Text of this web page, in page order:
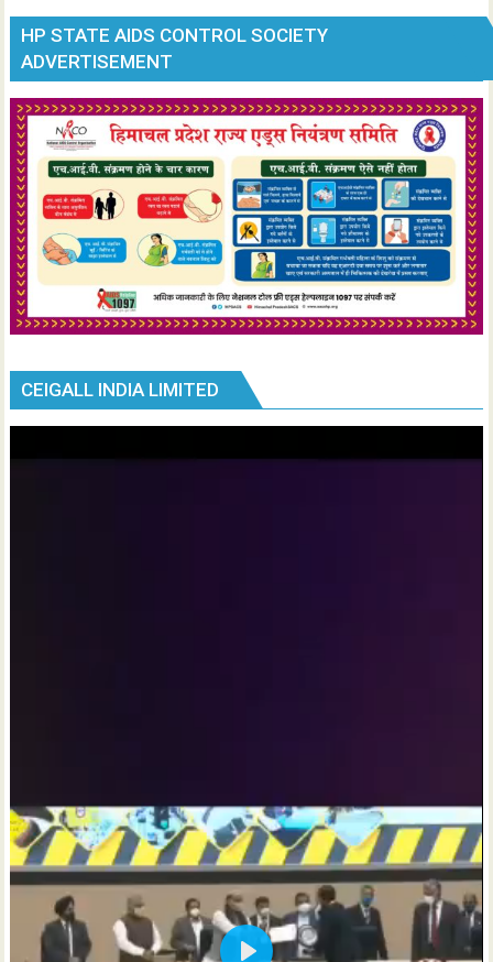
HP STATE AIDS CONTROL SOCIETY
ADVERTISEMENT
CEIGALL INDIA LIMITED